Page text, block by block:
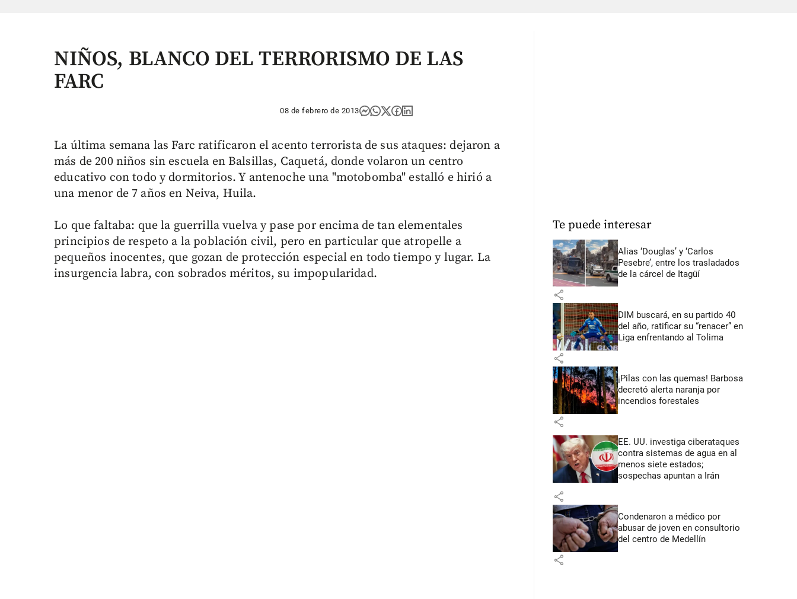
NIÑOS, BLANCO DEL TERRORISMO DE LAS
FARC
08 de febrero de 2013
La última semana las Farc ratificaron el acento terrorista de sus ataques: dejaron a
más de 200 niños sin escuela en Balsillas, Caquetá, donde volaron un centro
educativo con todo y dormitorios. Y antenoche una "motobomba" estalló e hirió a
una menor de 7 años en Neiva, Huila.
Lo que faltaba: que la guerrilla vuelva y pase por encima de tan elementales
principios de respeto a la población civil, pero en particular que atropelle a
pequeños inocentes, que gozan de protección especial en todo tiempo y lugar. La
insurgencia labra, con sobrados méritos, su impopularidad.
Te puede interesar
Alias ‘Douglas’ y ‘Carlos
Pesebre’, entre los trasladados
de la cárcel de Itagüí
share
DIM buscará, en su partido 40
del año, ratificar su “renacer” en
Liga enfrentando al Tolima
share
¡Pilas con las quemas! Barbosa
decretó alerta naranja por
incendios forestales
share
EE. UU. investiga ciberataques
contra sistemas de agua en al
menos siete estados;
sospechas apuntan a Irán
share
Condenaron a médico por
abusar de joven en consultorio
del centro de Medellín
share